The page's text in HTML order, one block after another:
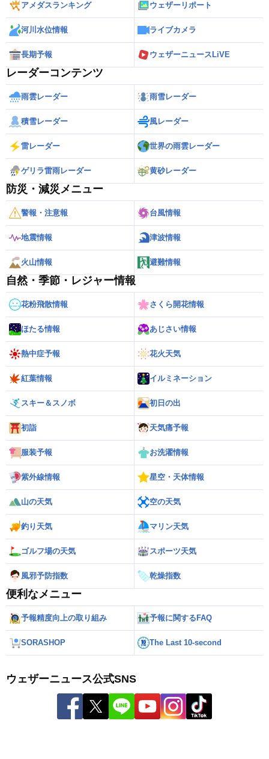
アメダスランキング ウェザーリポート
河川水位情報 ライブカメラ
長期予報 ウェザーニュースLiVE
レーダーコンテンツ
雨雲レーダー 雨雪レーダー
積雪レーダー 風レーダー
雷レーダー 世界の雨雲レーダー
ゲリラ雷雨レーダー 黄砂レーダー
防災・減災メニュー
警報・注意報 台風情報
地震情報 津波情報
火山情報 避難情報
自然・季節・レジャー情報
花粉飛散情報 さくら開花情報
ほたる情報 あじさい情報
熱中症予報 花火天気
紅葉情報 イルミネーション
スキー＆スノボ 初日の出
初詣 天気痛予報
服装予報 お洗濯情報
紫外線情報 星空・天体情報
山の天気 空の天気
釣り天気 マリン天気
ゴルフ場の天気 スポーツ天気
風邪予防指数 乾燥指数
便利なメニュー
予報精度向上の取り組み 予報に関するFAQ
SORASHOP The Last 10-second
ウェザーニュース公式SNS